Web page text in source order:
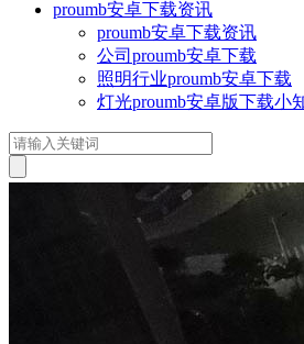
proumb安卓下载资讯
proumb安卓下载资讯
公司proumb安卓下载
照明行业proumb安卓下载
灯光proumb安卓版下载小